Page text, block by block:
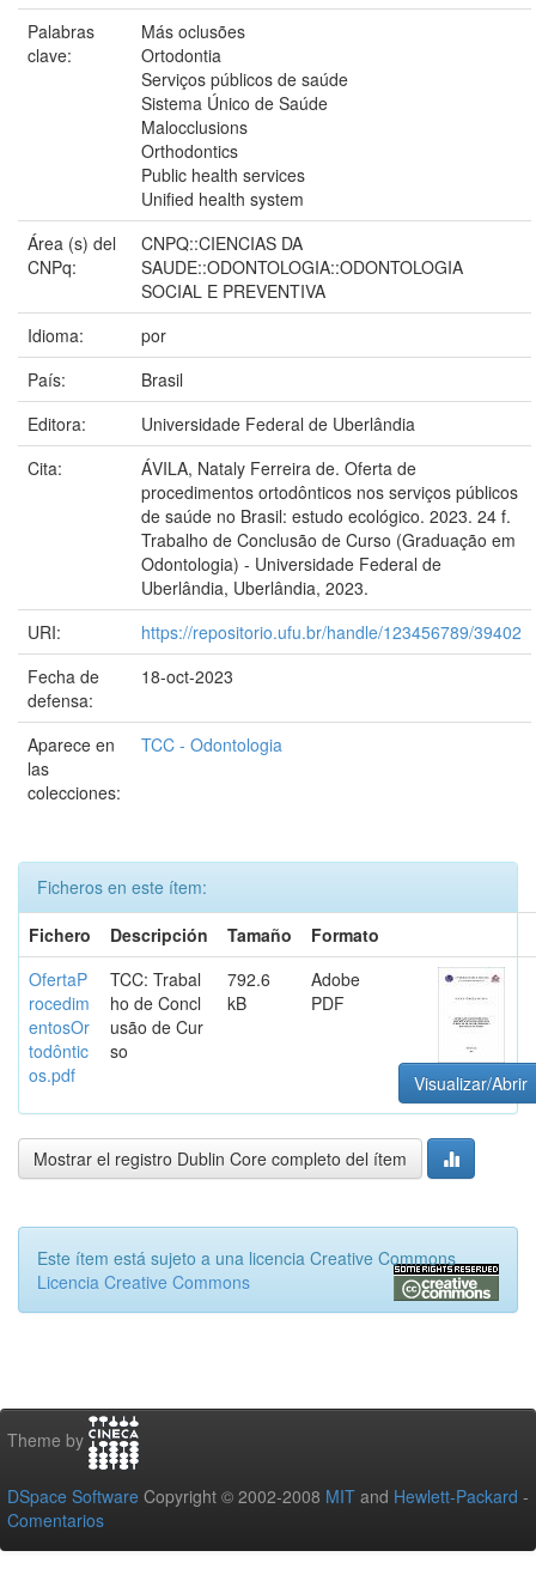
Palabras
clave:
Más oclusões
Ortodontia
Serviços públicos de saúde
Sistema Único de Saúde
Malocclusions
Orthodontics
Public health services
Unified health system
Área (s) del
CNPq:
CNPQ::CIENCIAS DA
SAUDE::ODONTOLOGIA::ODONTOLOGIA
SOCIAL E PREVENTIVA
Idioma:
por
País:
Brasil
Editora:
Universidade Federal de Uberlândia
Cita:
ÁVILA, Nataly Ferreira de. Oferta de
procedimentos ortodônticos nos serviços públicos
de saúde no Brasil: estudo ecológico. 2023. 24 f.
Trabalho de Conclusão de Curso (Graduação em
Odontologia) - Universidade Federal de
Uberlândia, Uberlândia, 2023.
URI:
https://repositorio.ufu.br/handle/123456789/39402
Fecha de
defensa:
18-oct-2023
Aparece en
las
colecciones:
TCC - Odontologia
Ficheros en este ítem:
Fichero
Descripción Tamaño
Formato
OfertaP
rocedim
entosOr
todôntic
os.pdf
TCC: Trabal
ho de Concl
usão de Cur
so
792.6
kB
Adobe
PDF
Visualizar/Abrir
Mostrar el registro Dublin Core completo del ítem
Este ítem está sujeto a una licencia Creative Commons
Licencia Creative Commons
Theme by
DSpace Software Copyright © 2002-2008 MIT and Hewlett-Packard -
Comentarios